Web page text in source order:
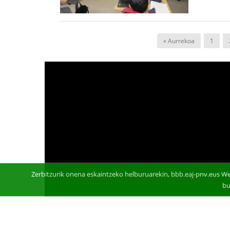
« Aurrekoa 1
Zerbitzurik onena eskaintzeko helburuarekin, bbb.eaj-pnv.eus